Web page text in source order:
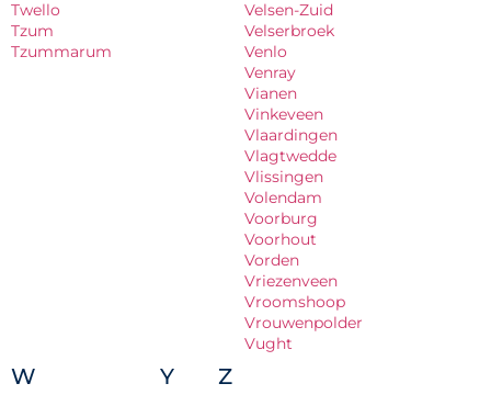
Twello
Tzum
Tzummarum
Velsen-Zuid
Velserbroek
Venlo
Venray
Vianen
Vinkeveen
Vlaardingen
Vlagtwedde
Vlissingen
Volendam
Voorburg
Voorhout
Vorden
Vriezenveen
Vroomshoop
Vrouwenpolder
Vught
W Y Z